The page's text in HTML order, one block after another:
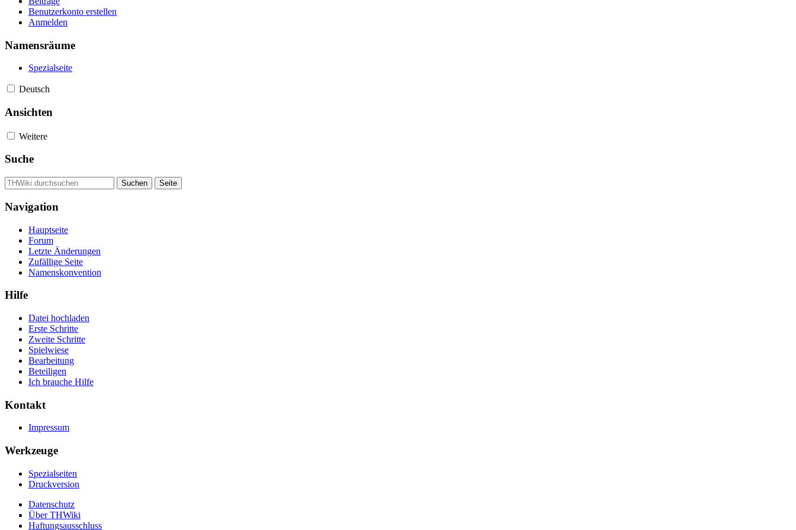
Benutzerkonto erstellen
Anmelden
Namensräume
Spezialseite
Deutsch
Ansichten
Weitere
Suche
Navigation
Hauptseite
Forum
Letzte Änderungen
Zufällige Seite
Namenskonvention
Hilfe
Datei hochladen
Erste Schritte
Zweite Schritte
Spielwiese
Bearbeitung
Beteiligen
Ich brauche Hilfe
Kontakt
Impressum
Werkzeuge
Spezialseiten
Druckversion
Datenschutz
Über THWiki
Haftungsausschluss